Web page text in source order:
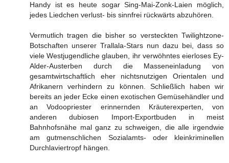
Handy ist es heute sogar Sing-Mai-Zonk-Laien möglich,
jedes Liedchen verlust- bis sinnfrei rückwärts abzuhören.
Vermutlich tragen die bisher so versteckten Twilightzone-
Botschaften unserer Trallala-Stars nun dazu bei, dass so
viele Westjugendliche glauben, ihr verwöhntes eierloses Ey-
Alder-Austerben durch die Masseneinladung von
gesamtwirtschaftlich eher nichtsnutzigen Orientalen und
Afrikanern verhindern zu können. Schließlich haben wir
bereits an jeder Ecke einen exotischen Gemüsehändler und
an Vodoopriester erinnernden Kräuterexperten, von
anderen dubiosen Import-Exportbuden in meist
Bahnhofsnähe mal ganz zu schweigen, die alle irgendwie
am gutmenschlichen Sozialamts- oder kleinkriminellen
Durchlaviertropf hängen.